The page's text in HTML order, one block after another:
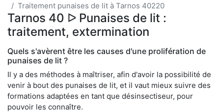
Traitement punaises de lit à Tarnos 40220
Tarnos 40 ᐅ Punaises de lit :
traitement, extermination
Quels s'avèrent être les causes d'une prolifération de
punaises de lit ?
Il y a des méthodes à maîtriser, afin d'avoir la possibilité de
venir à bout des punaises de lit, et il vaut mieux suivre des
formations adaptées en tant que désinsectiseur, pour
pouvoir les connaître.